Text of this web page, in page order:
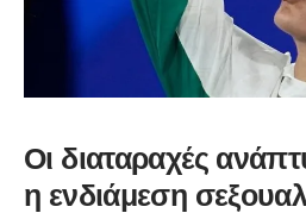
Οι διαταραχές
η ενδιάμεση